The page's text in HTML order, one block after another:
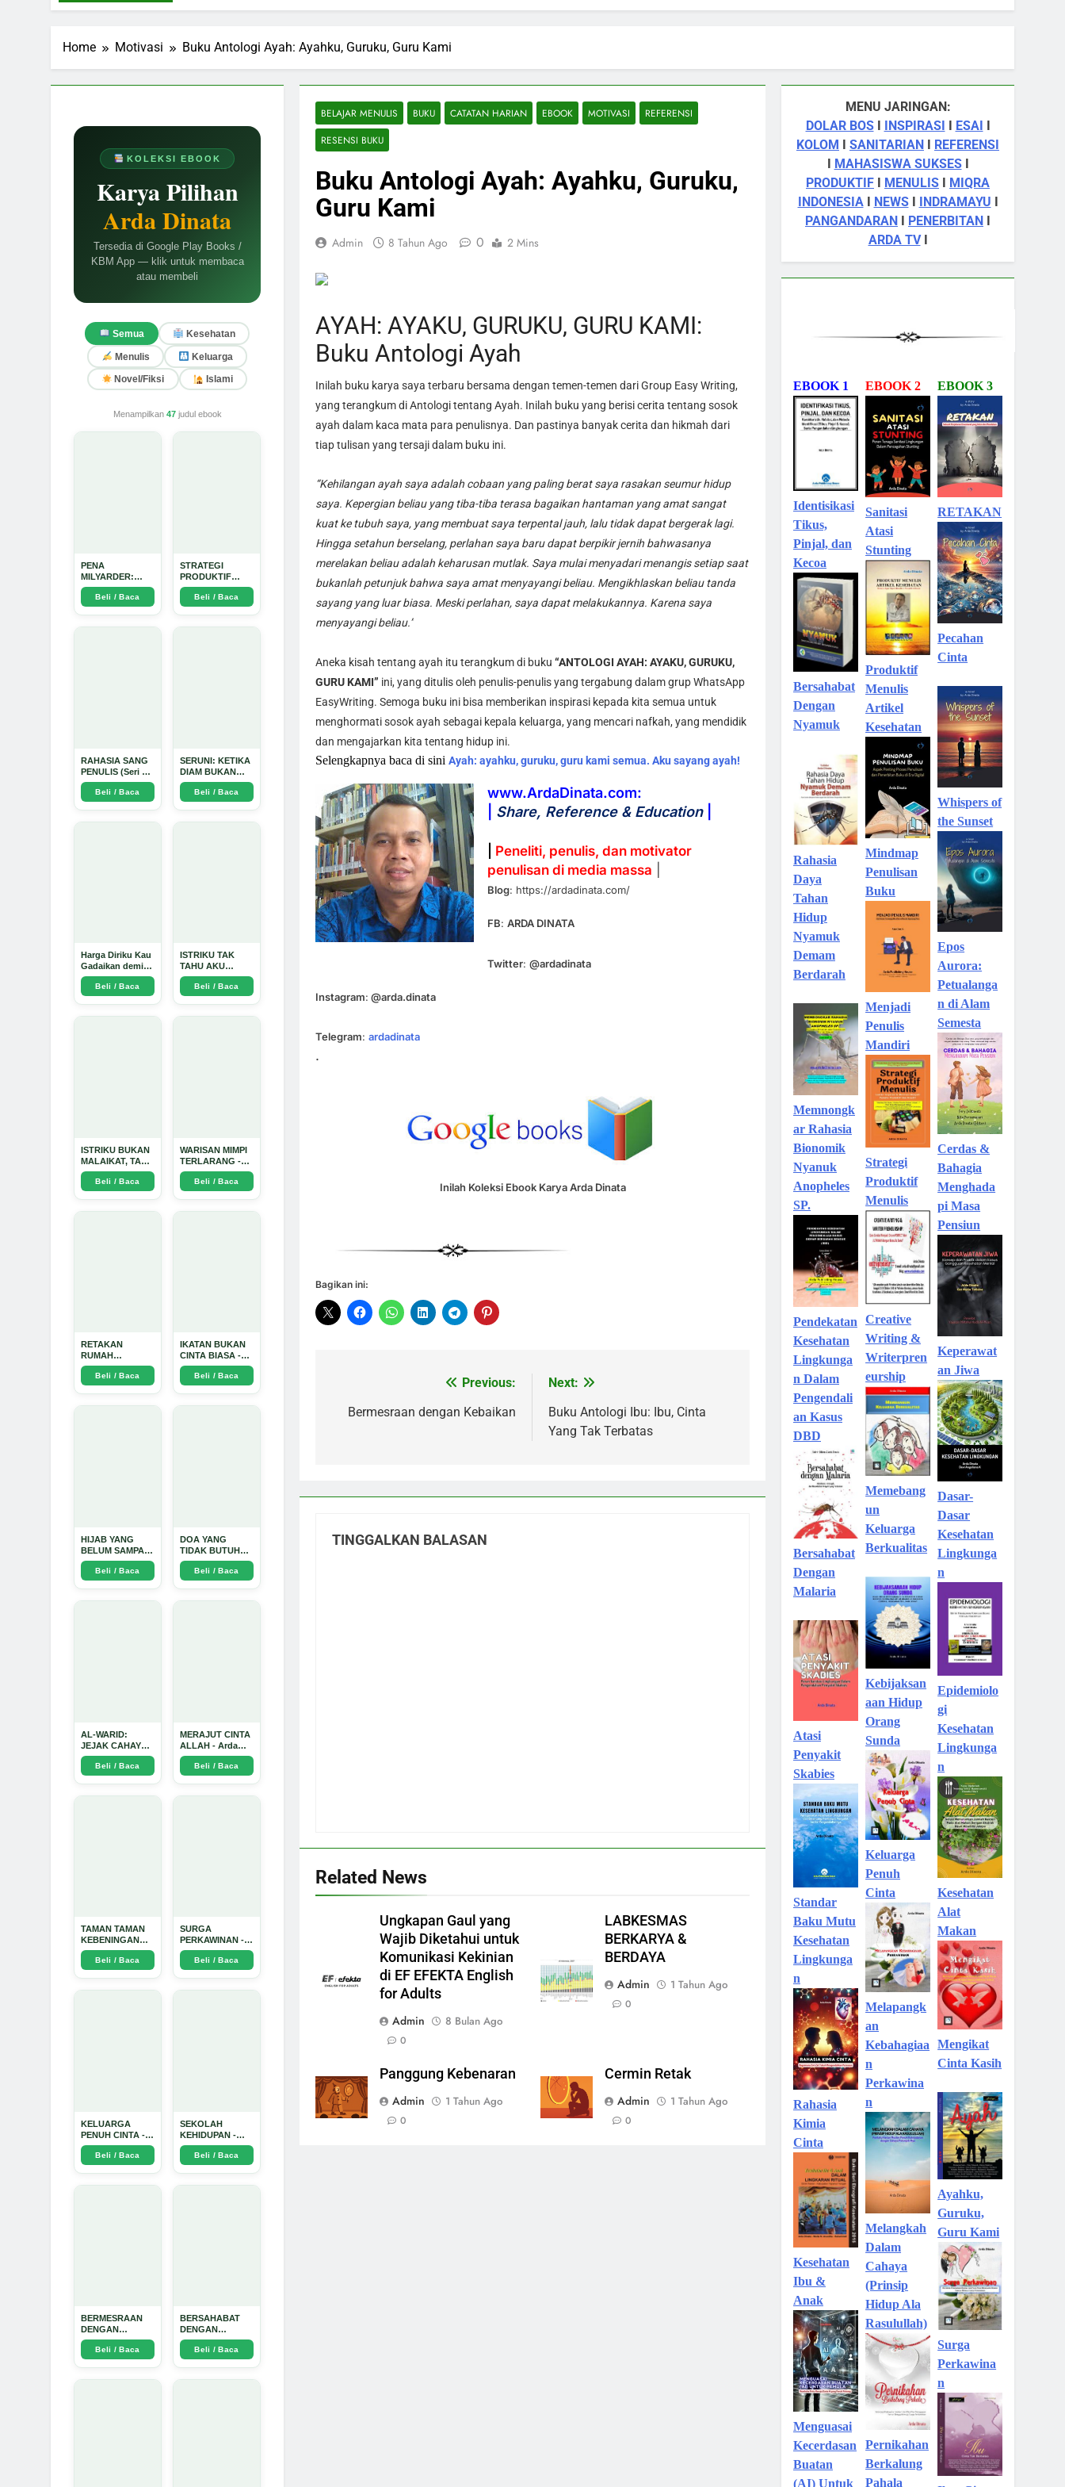
Home Motivasi Buku Antologi Ayah: Ayahku, Guruku, Guru Kami
KOLEKSI EBOOK
Karya Pilihan
Arda Dinata
Tersedia di Google Play Books /
KBM App — klik untuk membaca
atau membeli
Semua Kesehatan
Menulis Keluarga
Novel/Fiksi Islami
Menampilkan 47judul ebook
PENA
MILYARDER:
Kisah, Rahasia
Sukses, dan
Panduan Menjadi
Beli / Baca
STRATEGI
PRODUKTIF
MENULIS
UPDATE - Arda
Dinata
Beli / Baca
RAHASIA SANG
PENULIS (Seri 1)
- Arda Dinata
Beli / Baca
SERUNI: KETIKA
DIAM BUKAN
LAGI PILIHAN -
Arda Dinata
Beli / Baca
Harga Diriku Kau
Gadaikan demi
Perempuan Itu -
Arda Dinata
Beli / Baca
ISTRIKU TAK
TAHU AKU
PENGUSAHA
EMAS - Arda
Beli / Baca
ISTRIKU BUKAN
MALAIKAT, TAPI
AKU JUGA
TIDAK SUCI -
Arda Dinata
Beli / Baca
WARISAN MIMPI
TERLARANG -
Arda Dinata
Beli / Baca
RETAKAN
RUMAH
TANGGA:
SebuahBeli / Baca
IKATAN BUKAN
CINTA BIASA -
Arda Dinata
Beli / Baca
HIJAB YANG
BELUM SAMPAI
KE HATI: Ketika
Cinta Seorang
Ustadz Menjadi
Beli / Baca
DOA YANG
TIDAK BUTUH
SINYAL: Kisah
Tiga Jiwa yang
Tersesat di Era AI
Beli / Baca
AL-WARID:
JEJAK CAHAYA
DI ANTARA DUA
ZAMAN - Arda
Dinata
Beli / Baca
MERAJUT CINTA
ALLAH - Arda
Dinata
Beli / Baca
TAMAN TAMAN
KEBENINGAN
HATI - Arda
DinataBeli / Baca
SURGA
PERKAWINAN -
Arda Dinata
Beli / Baca
KELUARGA
PENUH CINTA -
Arda Dinata
Beli / Baca
SEKOLAH
KEHIDUPAN -
Arda Dinata
Beli / Baca
BERMESRAAN
DENGAN
KEBAIKAN - Arda
DinataBeli / Baca
BERSAHABAT
DENGAN
NYAMUK: Jurus
Jitu Atasi
Beli / Baca
BELAJAR MENULIS BUKU CATATAN HARIAN EBOOK MOTIVASI
REFERENSI
RESENSI BUKU
Buku Antologi Ayah: Ayahku, Guruku,
Guru Kami
Admin 8 Tahun Ago 0 2 Mins
AYAH: AYAKU, GURUKU, GURU KAMI:
Buku Antologi Ayah
Inilah buku karya saya terbaru bersama dengan temen-temen dari Group Easy Writing,
yang terangkum di Antologi tentang Ayah. Inilah buku yang berisi cerita tentang sosok
ayah dalam kaca mata para penulisnya. Dan pastinya banyak cerita dan hikmah dari
tiap tulisan yang tersaji dalam buku ini.
“Kehilangan ayah saya adalah cobaan yang paling berat saya rasakan seumur hidup
saya. Kepergian beliau yang tiba-tiba terasa bagaikan hantaman yang amat sangat
kuat ke tubuh saya, yang membuat saya terpental jauh, lalu tidak dapat bergerak lagi.
Hingga setahun berselang, perlahan saya baru dapat berpikir jernih bahwasanya
merelakan beliau adalah keharusan mutlak. Saya mulai menyadari menangis setiap saat
bukanlah petunjuk bahwa saya amat menyayangi beliau. Mengikhlaskan beliau tanda
sayang yang luar biasa. Meski perlahan, saya dapat melakukannya. Karena saya
menyayangi beliau.”
Aneka kisah tentang ayah itu terangkum di buku “ANTOLOGI AYAH: AYAKU, GURUKU,
GURU KAMI” ini, yang ditulis oleh penulis-penulis yang tergabung dalam grup WhatsApp
EasyWriting. Semoga buku ini bisa memberikan inspirasi kepada kita semua untuk
menghormati sosok ayah sebagai kepala keluarga, yang mencari nafkah, yang mendidik
dan mengajarkan kita tentang hidup ini.
Selengkapnya baca di sini Ayah: ayahku, guruku, guru kami semua. Aku sayang ayah!
www.ArdaDinata.com:
Share, Reference & Education|
Peneliti, penulis, dan motivator
penulisan di media massa
Blog: https://ardadinata.com/
FB: ARDA DINATA
Twitter: @ardadinata
Instagram: @arda.dinata
Telegram: ardadinata
.
Inilah Koleksi Ebook Karya Arda Dinata
Bagikan ini:
pos
Previous:
Bermesraan dengan Kebaikan
Next:
Buku Antologi Ibu: Ibu, Cinta
Yang Tak Terbatas
TINGGALKAN BALASAN
Related News
Ungkapan Gaul yang
Wajib Diketahui untuk
Komunikasi Kekinian
di EF EFEKTA English
for Adults
Admin
8 Bulan Ago
0
LABKESMAS
BERKARYA &
BERDAYA
Admin
1 Tahun Ago
0
Panggung Kebenaran
Admin
1 Tahun Ago
0
Cermin Retak
Admin
1 Tahun Ago
0
MENU JARINGAN:
DOLAR BOSI INSPIRASI I ESAI I
KOLOM I SANITARIAN I REFERENSI
I MAHASISWA SUKSESI
PRODUKTIF I MENULIS I MIQRA
INDONESIAI NEWSI INDRAMAYU I
PANGANDARAN I PENERBITAN I
ARDA TVI
EBOOK 1
Identisikasi
Tikus,
Pinjal, dan
Kecoa
Bersahabat
Dengan
Nyamuk
Rahasia
Daya
Tahan
Hidup
Nyamuk
Demam
Berdarah
Memnongk
ar Rahasia
Bionomik
Nyanuk
Anopheles
SP.
Pendekatan
Kesehatan
Lingkunga
n Dalam
Pengendali
an Kasus
DBD
Bersahabat
Dengan
Malaria
Atasi
Penyakit
Skabies
Standar
Baku Mutu
Kesehatan
Lingkunga
n
Rahasia
Kimia
Cinta
Kesehatan
Ibu &
Anak
Menguasai
Kecerdasan
Buatan
(AI) Untuk
EBOOK 2
Sanitasi
Atasi
Stunting
Produktif
Menulis
Artikel
Kesehatan
Mindmap
Penulisan
Buku
Menjadi
Penulis
Mandiri
Strategi
Produktif
Menulis
Creative
Writing &
Writerpren
eurship
Memebang
un
Keluarga
Berkualitas
Kebijaksan
aan Hidup
Orang
Sunda
Keluarga
Penuh
Cinta
Melapangk
an
Kebahagiaa
n
Perkawina
n
Melangkah
Dalam
Cahaya
(Prinsip
Hidup Ala
Rasulullah)
Pernikahan
Berkalung
Pahala
EBOOK 3
RETAKAN
Pecahan
Cinta
Whispers of
the Sunset
Epos
Aurora:
Petualanga
n di Alam
Semesta
Cerdas &
Bahagia
Menghada
pi Masa
Pensiun
Keperawat
an Jiwa
Dasar-
Dasar
Kesehatan
Lingkunga
n
Epidemiolo
gi
Kesehatan
Lingkunga
n
Kesehatan
Alat
Makan
Mengikat
Cinta Kasih
Ayahku,
Guruku,
Guru Kami
Surga
Perkawina
n